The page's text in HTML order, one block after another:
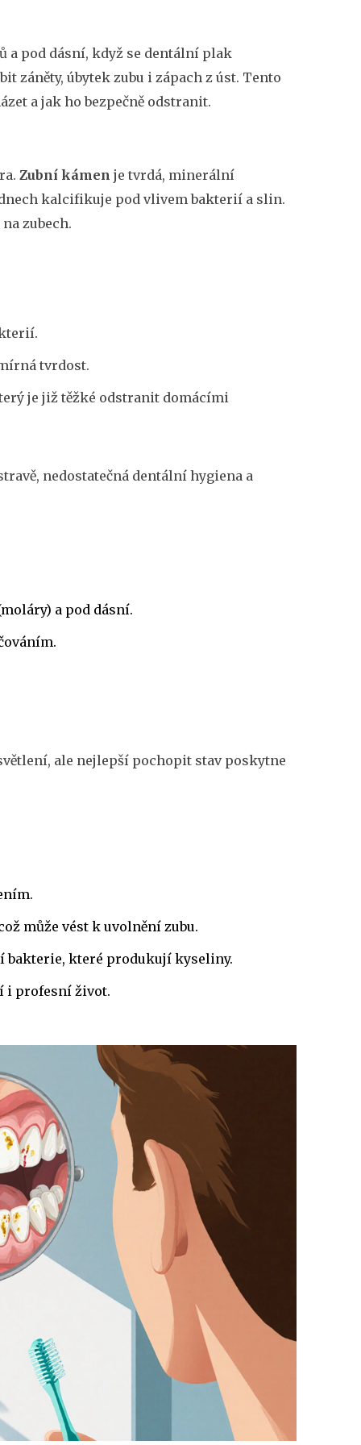
a pod dásní, když se dentální plak
záněty, úbytek zubu i zápach z úst. Tento
a jak ho bezpečně odstranit.
Zubní kámen je tvrdá, minerální
kalcifikuje pod vlivem bakterií a slin.
zubech.
tvrdost.
je již těžké odstranit domácími
nedostatečná dentální hygiena a
a pod dásní.
ale nejlepší pochopit stav poskytne
může vést k uvolnění zubu.
bakterie, které produkují kyseliny.
i profesní život.